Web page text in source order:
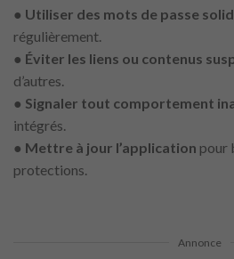
● Utiliser des mots de passe
régulièrement.
● Éviter les liens ou contenus
d’autres.
● Signaler tout comportement
intégrés.
● Mettre à jour l’application pour
protections.
Annonce